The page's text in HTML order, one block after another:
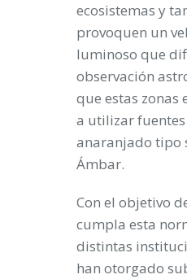
ecosistemas y
provoquen un
luminoso que
observación
que estas zonas
a utilizar
anaranjado tipo
Ámbar.
Con el objetivo
cumpla esta
distintas
han otorgado